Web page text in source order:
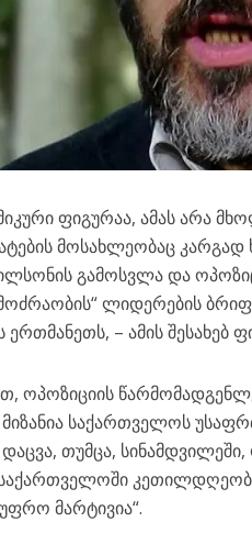
ფიგურაა, ამას არა
მოსახლეობაც
გამოსვლა და
ლიდერების
ერთმანეთს, – ამის
ოპოზიციის
საქართველოს
დაცვა, თუმცა,
მარტივია“.